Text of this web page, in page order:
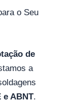
o Seu
de
a
e ABNT.